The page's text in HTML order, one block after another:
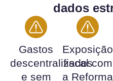
dados
Gastos
descentralizados
e sem
Exposição
fiscal com
a Reforma